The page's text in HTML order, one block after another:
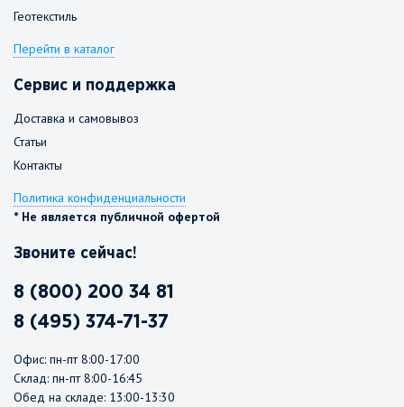
Геотекстиль
Перейти в каталог
Сервис и поддержка
Доставка и самовывоз
Статьи
Контакты
Политика конфиденциальности
* Не является публичной офертой
Звоните сейчас!
8 (800) 200 34 81
8 (495) 374-71-37
Офис: пн-пт 8:00-17:00
Склад: пн-пт 8:00-16:45
Обед на складе: 13:00-13:30